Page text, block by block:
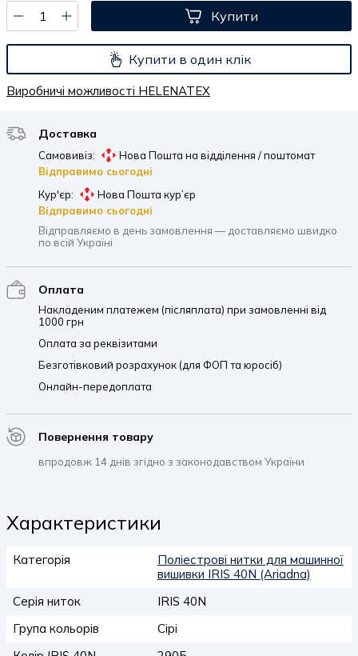
Купити
Купити в один клік
Виробничі можливості HELENATEX
Доставка
Самовивіз:
Нова Пошта на відділення / поштомат
Відправимо сьогодні
Кур'єр:
Нова Пошта кур’єр
Відправимо сьогодні
Відправляємо в день замовлення — доставляємо швидко
по всій Україні
Оплата
Накладеним платежем (післяплата) при замовленні від
1000 грн
Оплата за реквізитами
Безготівковий розрахунок (для ФОП та юросіб)
Онлайн-передоплата
Повернення товару
впродовж 14 днів згідно з законодавством України
Характеристики
Категорія
Поліестрові нитки для машинної
вишивки IRIS 40N (Ariadna)
Серія ниток
IRIS 40N
Група кольорів
Сірі